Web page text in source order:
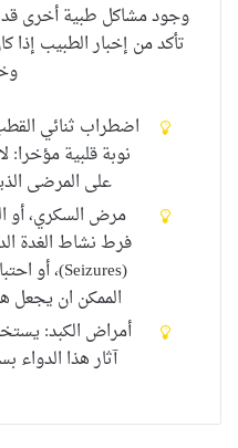
وجودمشاكل طبية أخرىقد
تأكد من إخبار الطبيب إذا
اضطراب ثنائي
نوبة قلبية مؤخرا:
على المرضى
مرض السكري، أو
فرط نشاط الغدة
(Seizures)، أو
الممكن ان يجعل
أمراض الكبد:
آثار هذا الدواء